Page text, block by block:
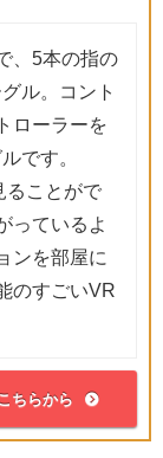
、5本の指の
ル。コント
ローラーを
です。
ることがで
っているよ
ンを部屋に
のすごいVR
ちらから